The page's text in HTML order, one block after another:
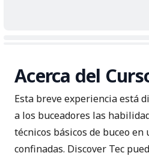
Acerca del
Esta breve experiencia está
a los buceadores las
técnicos básicos de buceo
confinadas. Discover Tec